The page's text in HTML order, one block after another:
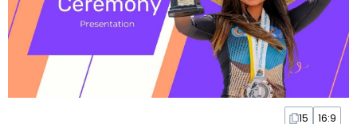
15 16:9